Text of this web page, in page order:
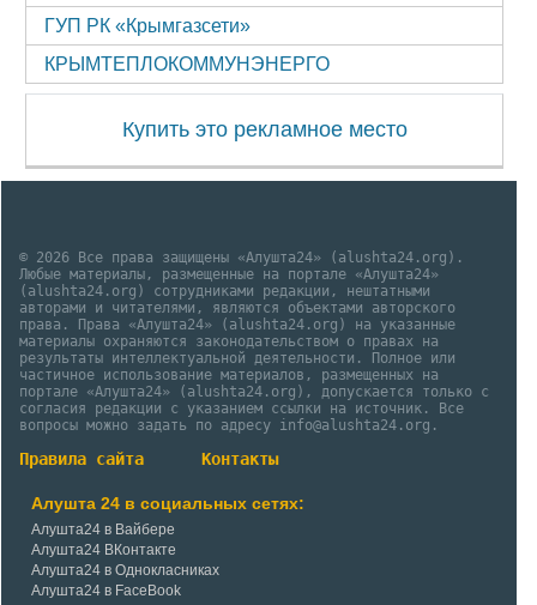
ГУП РК «Крымгазсети»
КРЫМТЕПЛОКОММУНЭНЕРГО
Купить это рекламное место
© 2026 Все права защищены «Алушта24» (alushta24.org).
Любые материалы, размещенные на портале «Алушта24»
(alushta24.org) сотрудниками редакции, нештатными
авторами и читателями, являются объектами авторского
права. Права «Алушта24» (alushta24.org) на указанные
материалы охраняются законодательством о правах на
результаты интеллектуальной деятельности. Полное или
частичное использование материалов, размещенных на
портале «Алушта24» (alushta24.org), допускается только с
согласия редакции с указанием ссылки на источник. Все
вопросы можно задать по адресу info@alushta24.org.
Правила сайта Контакты
Алушта 24 в социальных сетях:
Алушта24 в Вайбере
Алушта24 ВКонтакте
Алушта24 в Однокласниках
Алушта24 в FaceBook